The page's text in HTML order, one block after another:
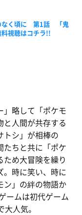
なく頃に 第1話 「鬼
視聴はコチラ!!
」略して「ポケモ
と人間が共存する
トシ」が相棒の
たちと共に「ポケ
め大冒険を繰り
。時に笑い、時に
ン」の絆の物語か
ームは初代ゲーム
人気。